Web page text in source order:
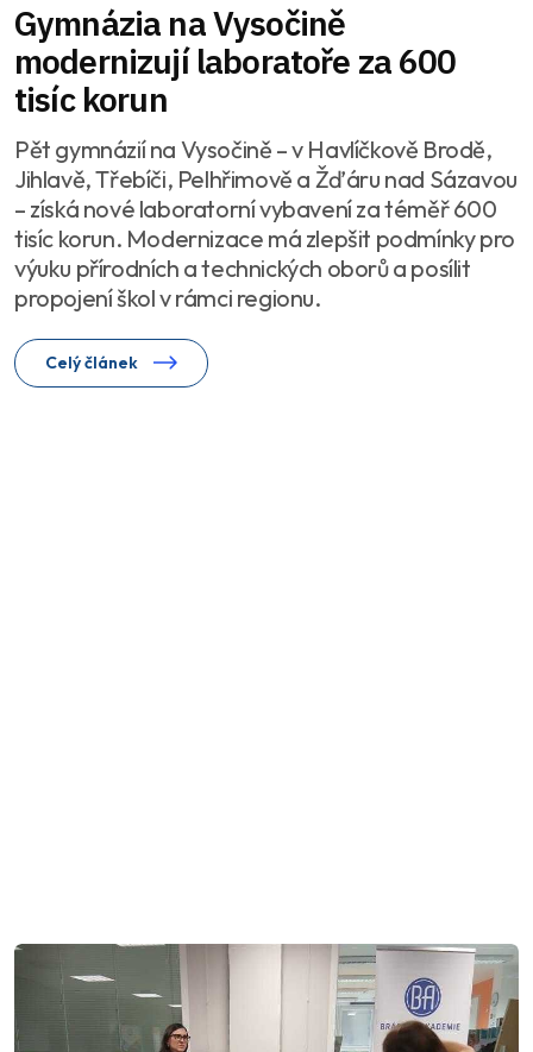
Gymnázia na Vysočině
modernizují laboratoře za 600
tisíc korun
Pět gymnázií na Vysočině – v Havlíčkově Brodě,
Jihlavě, Třebíči, Pelhřimově a Žďáru nad Sázavou
– získá nové laboratorní vybavení za téměř 600
tisíc korun. Modernizace má zlepšit podmínky pro
výuku přírodních a technických oborů a posílit
propojení škol v rámci regionu.
Celý článek